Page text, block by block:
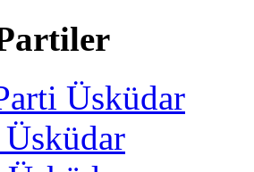
Üsküdar